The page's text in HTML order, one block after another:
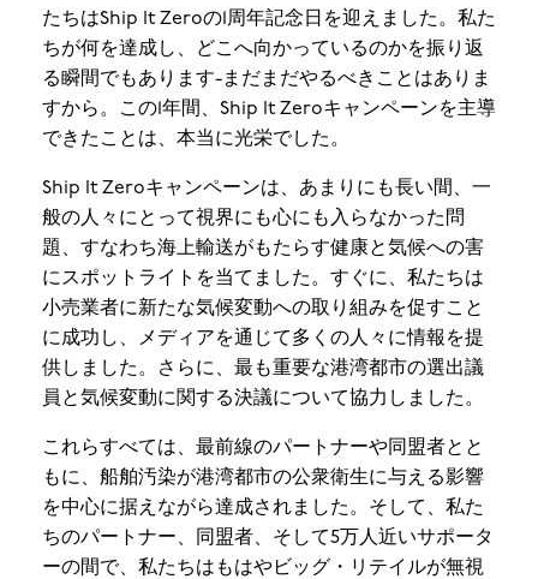
たちはShip It Zeroの1周年記念日を迎えました。私た
ちが何を達成し、どこへ向かっているのかを振り返
る瞬間でもあります-まだまだやるべきことはありま
すから。この1年間、Ship It Zeroキャンペーンを主導
できたことは、本当に光栄でした。
Ship It Zeroキャンペーンは、あまりにも長い間、一
般の人々にとって視界にも心にも入らなかった問
題、すなわち海上輸送がもたらす健康と気候への害
にスポットライトを当てました。すぐに、私たちは
小売業者に新たな気候変動への取り組みを促すこと
に成功し、メディアを通じて多くの人々に情報を提
供しました。さらに、最も重要な港湾都市の選出議
員と気候変動に関する決議について協力しました。
これらすべては、最前線のパートナーや同盟者とと
もに、船舶汚染が港湾都市の公衆衛生に与える影響
を中心に据えながら達成されました。そして、私た
ちのパートナー、同盟者、そして5万人近いサポータ
ーの間で、私たちはもはやビッグ・リテイルが無視